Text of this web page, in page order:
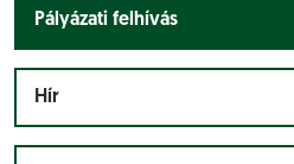
Pályázati felhívás
Hír